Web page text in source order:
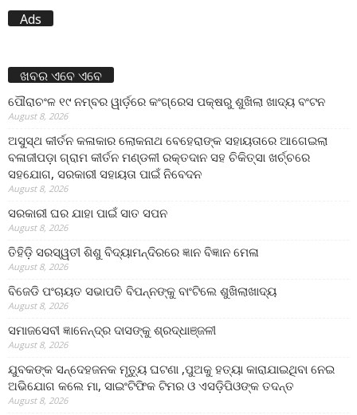
Ads
ଖବର ଏବେ ଏବେ
ପୌରାଚଂଳ ୧୯ ନମ୍ବର ୱାର୍ଡ଼ରେ କଂଗ୍ରେସ ପକ୍ଷରୁ ଶୁଖିଲା ଖାଦ୍ୟ ବଂଟନ
August 8, 2026
ଅସୁସ୍ଥ କୀର୍ତନ କଳାକାର ଲୋକନାଥ ବେହେରାଙ୍କ ସହାୟତାରେ ଆଗେଇଲା
ବଳାଜୀପଡ଼ା ଗ୍ରାମ କୀର୍ତନ ମଣ୍ଡଳୀ ରକ୍ତଦାନ ସହ ଚିକିତ୍ସା ଖର୍ଚ୍ଚରେ
ସହଯୋଗ, ସରକାରୀ ସହାୟତା ପାଇଁ ନିବେଦନ
August 8, 2026
ସରକାରୀ ଘର ଯାହା ପାଇଁ ସାତ ସପନ
August 8, 2026
ତିହିଡି଼ ସରସ୍ୱତୀ ଶିଶୁ ବିଦ୍ୟାମନ୍ଦିରରେ ଜ୍ଞାନ ବିଜ୍ଞାନ ମେଳା
August 8, 2026
ବିଜେଡି ପଂଚାୟତ ସଭାପତି ବିପନ୍ନଙ୍କୁ ବାଂଟିଲେ ଶୁଖିଲାଖାଦ୍ୟ
August 8, 2026
ସମାଜସେବୀ ଜ୍ଞାନେନ୍ଦ୍ର ଦାସଙ୍କୁ ଶ୍ରଦ୍ଧାଞ୍ଜଳୀ
August 8, 2026
ଯୁବକଙ୍କ ସନ୍ଦେହଜନକ ମୃତ୍ୟୁ ଘଟଣା ,ପୁଅକୁ ହତ୍ୟା କାରାଯାଇଥିବା ନେଇ
ଅଭିଯୋଗ କଲେ ମା, ସାଇଂଟିଫିକ ଟିମର ଓ ଏସଡ଼ିପିଓଙ୍କ ତଦନ୍ତ
August 8, 2026